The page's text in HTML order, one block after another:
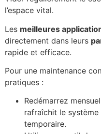
l’espace vital.
Les meilleures
directement dans leurs
rapide et efficace.
Pour une maintenance
pratiques :
Redémarrez
rafraîchit le
temporaire.